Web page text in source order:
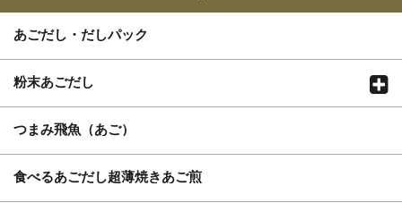
あごだし・だしパック
粉末あごだし
つまみ飛魚（あご）
食べるあごだし超薄焼きあご煎